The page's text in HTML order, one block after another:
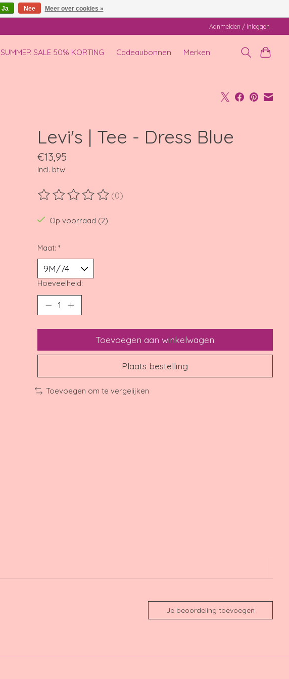
Aanmelden / Inloggen
SUMMER SALE 50% KORTING Cadeaubonnen Merken
Levi's | Tee - Dress Blue
€13,95
Incl. btw
De beoordeling van dit product is
(0)
Op voorraad (2)
Maat: *
Hoeveelheid:
Toevoegen aan winkelwagen
Plaats bestelling
Toevoegen om te vergelijken
Je beoordeling toevoegen
Ja Nee Meer over cookies »